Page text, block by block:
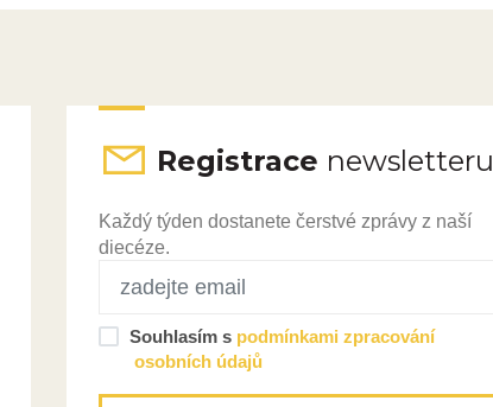
Registrace newsletteru
Každý týden dostanete čerstvé zprávy z naší
diecéze.
Souhlasím s podmínkami zpracování
osobních údajů